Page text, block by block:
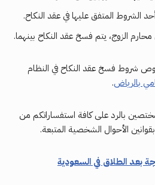
الشروط المتفق عليها في عقد النكاح.
الزوج، يتم فسخ عقد النكاح بينهما.
شروط فسخ عقد النكاح في النظام
بالرياض.
بالرد على كافة استفساراتكم من
الأحوال الشخصية المتبعة.
بعد الطلاق في السعودية